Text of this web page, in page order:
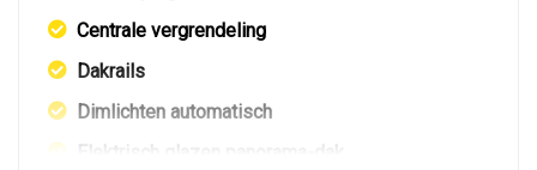
Centrale vergrendeling
Dakrails
Dimlichten automatisch
Elektrisch glazen panorama-dak